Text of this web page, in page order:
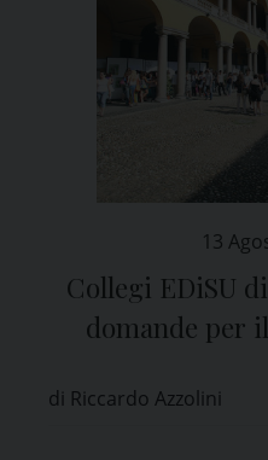
13
Collegi EDiSU
domande per
di Riccardo Azzolini